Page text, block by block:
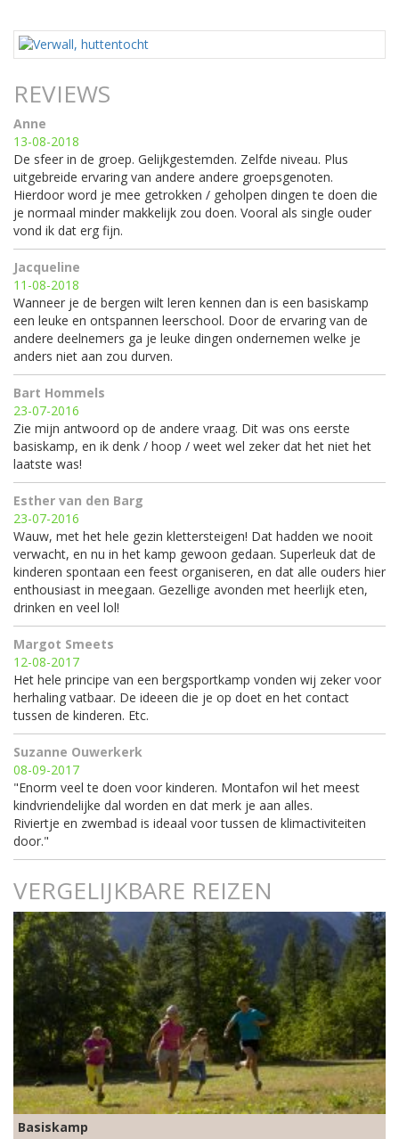
REVIEWS
Anne
13-08-2018
De sfeer in de groep. Gelijkgestemden. Zelfde niveau. Plus
uitgebreide ervaring van andere andere groepsgenoten.
Hierdoor word je mee getrokken / geholpen dingen te doen die
je normaal minder makkelijk zou doen. Vooral als single ouder
vond ik dat erg fijn.
Jacqueline
11-08-2018
Wanneer je de bergen wilt leren kennen dan is een basiskamp
een leuke en ontspannen leerschool. Door de ervaring van de
andere deelnemers ga je leuke dingen ondernemen welke je
anders niet aan zou durven.
Bart Hommels
23-07-2016
Zie mijn antwoord op de andere vraag. Dit was ons eerste
basiskamp, en ik denk / hoop / weet wel zeker dat het niet het
laatste was!
Esther van den Barg
23-07-2016
Wauw, met het hele gezin klettersteigen! Dat hadden we nooit
verwacht, en nu in het kamp gewoon gedaan. Superleuk dat de
kinderen spontaan een feest organiseren, en dat alle ouders hier
enthousiast in meegaan. Gezellige avonden met heerlijk eten,
drinken en veel lol!
Margot Smeets
12-08-2017
Het hele principe van een bergsportkamp vonden wij zeker voor
herhaling vatbaar. De ideeen die je op doet en het contact
tussen de kinderen. Etc.
Suzanne Ouwerkerk
08-09-2017
"Enorm veel te doen voor kinderen. Montafon wil het meest
kindvriendelijke dal worden en dat merk je aan alles.
Riviertje en zwembad is ideaal voor tussen de klimactiviteiten
door."
VERGELIJKBARE REIZEN
Basiskamp